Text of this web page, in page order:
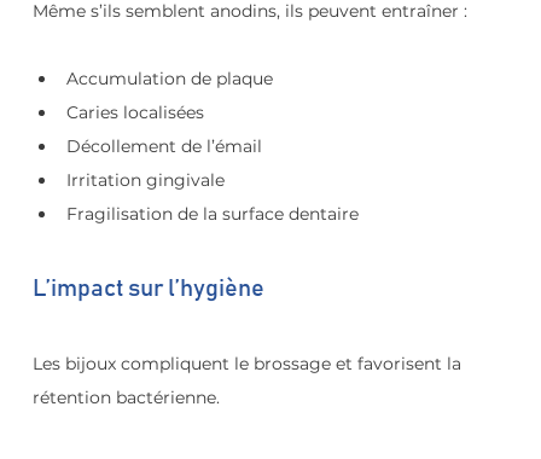
Même s’ils semblent anodins, ils peuvent entraîner :
Accumulation de plaque
Caries localisées
Décollement de l’émail
Irritation gingivale
Fragilisation de la surface dentaire
L’impact sur l’hygiène
Les bijoux compliquent le brossage et favorisent la
rétention bactérienne.